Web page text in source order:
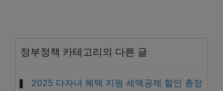
정부정책 카테고리의 다른 글
2025 다자녀 혜택 지원 세액공제 할인 총정